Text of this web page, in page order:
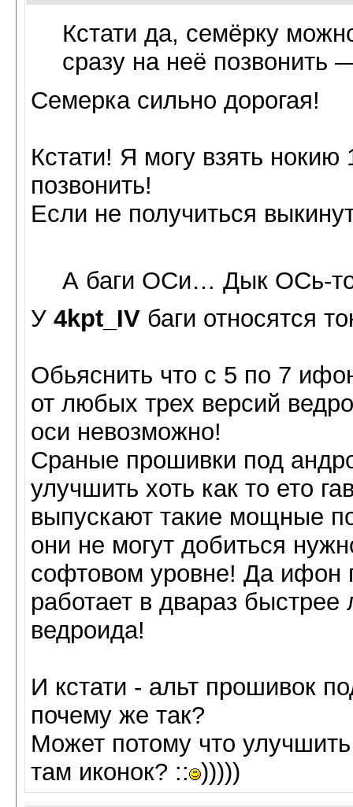
Кстати да, семёрку
сразу на неё позвонить
Семерка сильно дорогая!
Кстати! Я могу взять
позвонить!
Если не получиться
А баги ОСи… Дык ОСь-то
У 4kpt_IV баги относятся
Обьяснить что с 5 по 7
от любых трех версий
оси невозможно!
Сраные прошивки под
улучшить хоть как то ето
выпускают такие мощные
они не могут добиться
софтовом уровне! Да ифон
работает в двараз
ведроида!
И кстати - альт прошивок
почему же так?
Может потому что
там иконок? :: )))))